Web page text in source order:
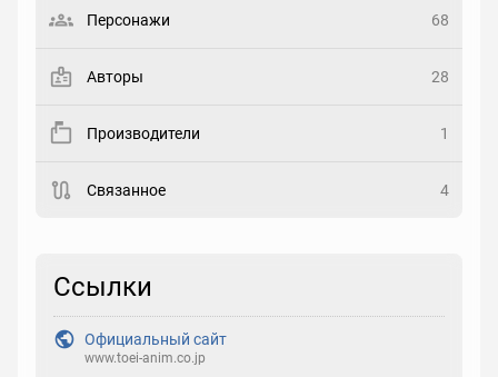
Рейтинг
Реакция
Персонажи 68
Авторы 28
Производители 1
Связанное 4
Ссылки
Официальный сайт
www.toei-anim.co.jp